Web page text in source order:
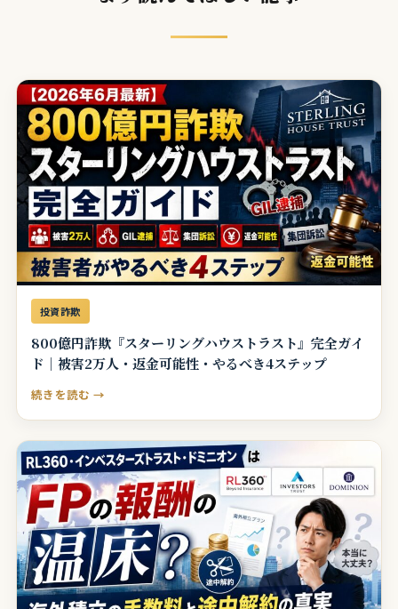
投資詐欺
800億円詐欺『スターリングハウストラスト』完全ガイ
ド｜被害2万人・返金可能性・やるべき4ステップ
続きを読む →